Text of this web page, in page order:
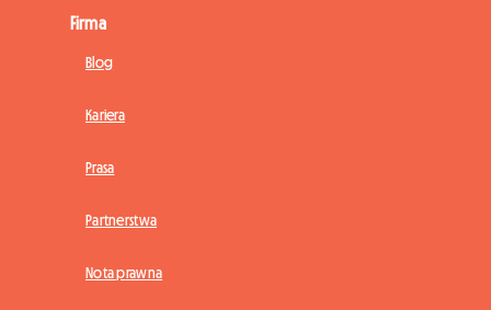
Firma
Blog
Kariera
Prasa
Partnerstwa
Nota prawna